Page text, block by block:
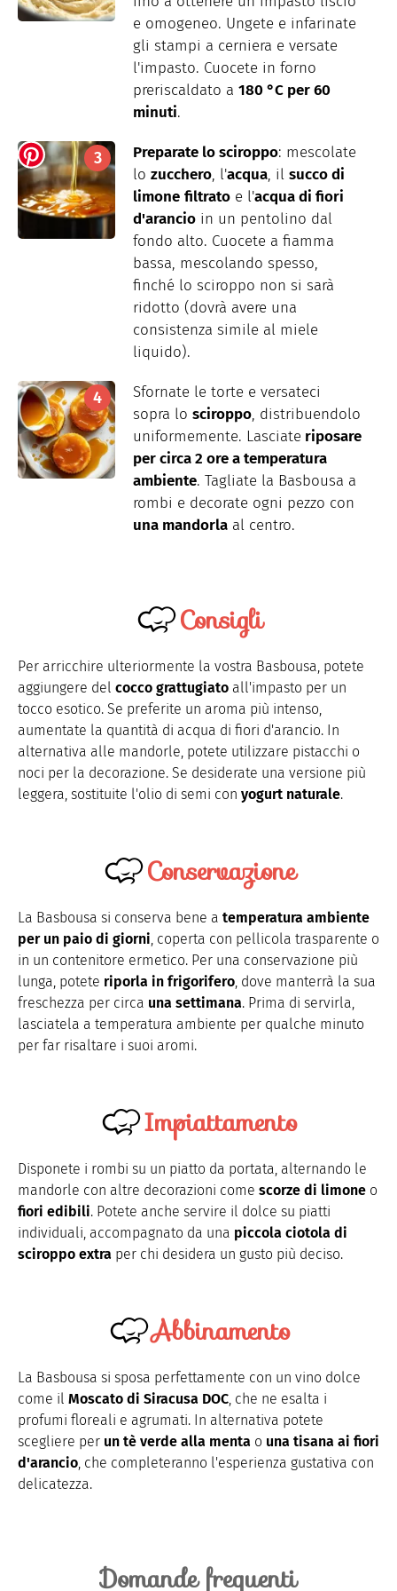
e omogeneo. Ungete e infarinate
gli stampi a cerniera e versate
l'impasto. Cuocete in forno
preriscaldato a 180 °C per 60
minuti.
Preparate lo sciroppo: mescolate
lo zucchero, l'acqua, il succo di
limone filtrato e l'acqua di fiori
d'arancio in un pentolino dal
fondo alto. Cuocete a fiamma
bassa, mescolando spesso,
finché lo sciroppo non si sarà
ridotto (dovrà avere una
consistenza simile al miele
liquido).
Sfornate le torte e versateci
sopra lo sciroppo, distribuendolo
uniformemente. Lasciate riposare
per circa 2 ore a temperatura
ambiente. Tagliate la Basbousa a
rombi e decorate ogni pezzo con
una mandorla al centro.
Consigli
Per arricchire ulteriormente la vostra Basbousa, potete
aggiungere del cocco grattugiato all'impasto per un
tocco esotico. Se preferite un aroma più intenso,
aumentate la quantità di acqua di fiori d'arancio. In
alternativa alle mandorle, potete utilizzare pistacchi o
noci per la decorazione. Se desiderate una versione più
leggera, sostituite l'olio di semi con yogurt naturale.
Conservazione
La Basbousa si conserva bene a temperatura ambiente
per un paio di giorni, coperta con pellicola trasparente o
in un contenitore ermetico. Per una conservazione più
lunga, potete riporla in frigorifero, dove manterrà la sua
freschezza per circa una settimana. Prima di servirla,
lasciatela a temperatura ambiente per qualche minuto
per far risaltare i suoi aromi.
Impiattamento
Disponete i rombi su un piatto da portata, alternando le
mandorle con altre decorazioni come scorze di limone o
fiori edibili. Potete anche servire il dolce su piatti
individuali, accompagnato da una piccola ciotola di
sciroppo extra per chi desidera un gusto più deciso.
Abbinamento
La Basbousa si sposa perfettamente con un vino dolce
come il Moscato di Siracusa DOC, che ne esalta i
profumi floreali e agrumati. In alternativa potete
scegliere per un tè verde alla menta o una tisana ai fiori
d'arancio, che completeranno l'esperienza gustativa con
delicatezza.
Domande frequenti